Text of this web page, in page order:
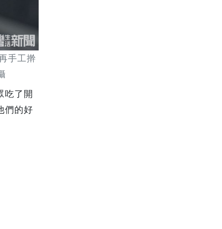
手工擀
吃了開
們的好